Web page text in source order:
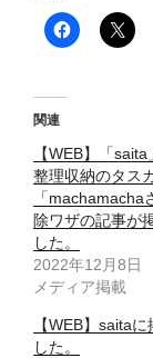
関連
【WEB】「saita
整理収納のタス
「machamacha
除ワザの記事が
した。
2022年12月8日
メディア掲載
【WEB】saita
した。